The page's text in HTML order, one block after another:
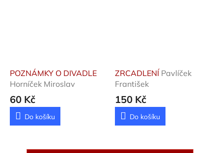
POZNÁMKY O DIVADLE
Horníček Miroslav
60 Kč
Do košíku
ZRCADLENÍ Pavlíček
František
150 Kč
Do košíku